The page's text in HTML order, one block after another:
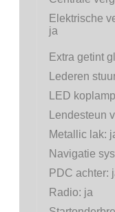
Elektrische
ja
Extra getint
Lederen
LED
Lendesteun
Metallic lak:
Navigatie
PDC achter:
Radio: ja